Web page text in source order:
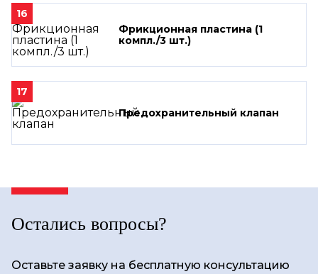
16
Фрикционная пластина (1
компл./3 шт.)
17
Предохранительный клапан
Остались вопросы?
Оставьте заявку на бесплатную консультацию